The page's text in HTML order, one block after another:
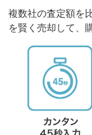
複数社の査定額を
を賢く売却して、